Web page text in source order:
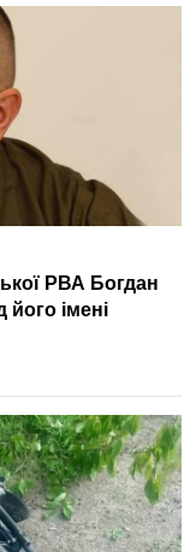
РВА Богдан
імені